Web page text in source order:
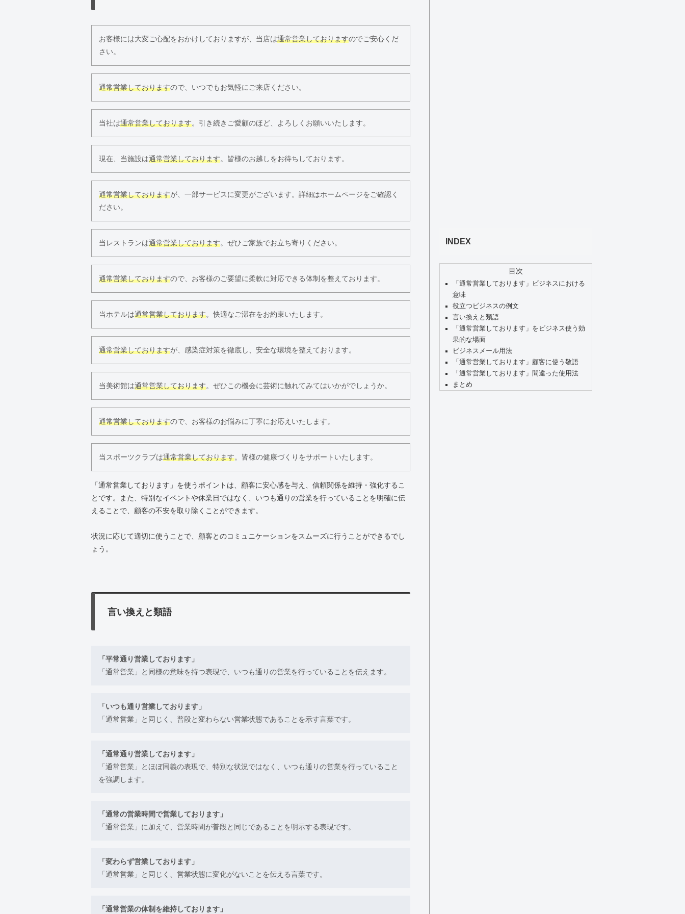
お客様には大変ご心配をおかけしておりますが、当店は通常営業しておりますのでご安心くだ
さい。
通常営業しておりますので、いつでもお気軽にご来店ください。
当社は通常営業しております。引き続きご愛顧のほど、よろしくお願いいたします。
現在、当施設は通常営業しております。皆様のお越しをお待ちしております。
通常営業しておりますが、一部サービスに変更がございます。詳細はホームページをご確認く
ださい。
当レストランは通常営業しております。ぜひご家族でお立ち寄りください。
通常営業しておりますので、お客様のご要望に柔軟に対応できる体制を整えております。
当ホテルは通常営業しております。快適なご滞在をお約束いたします。
通常営業しておりますが、感染症対策を徹底し、安全な環境を整えております。
当美術館は通常営業しております。ぜひこの機会に芸術に触れてみてはいかがでしょうか。
通常営業しておりますので、お客様のお悩みに丁寧にお応えいたします。
当スポーツクラブは通常営業しております。皆様の健康づくりをサポートいたします。
「通常営業しております」を使うポイントは、顧客に安心感を与え、信頼関係を維持・強化するこ
とです。また、特別なイベントや休業日ではなく、いつも通りの営業を行っていることを明確に伝
えることで、顧客の不安を取り除くことができます。
状況に応じて適切に使うことで、顧客とのコミュニケーションをスムーズに行うことができるでし
ょう。
言い換えと類語
「平常通り営業しております」
「通常営業」と同様の意味を持つ表現で、いつも通りの営業を行っていることを伝えます。
「いつも通り営業しております」
「通常営業」と同じく、普段と変わらない営業状態であることを示す言葉です。
「通常通り営業しております」
「通常営業」とほぼ同義の表現で、特別な状況ではなく、いつも通りの営業を行っていること
を強調します。
「通常の営業時間で営業しております」
「通常営業」に加えて、営業時間が普段と同じであることを明示する表現です。
「変わらず営業しております」
「通常営業」と同じく、営業状態に変化がないことを伝える言葉です。
「通常営業の体制を維持しております」
INDEX
目次
「通常営業しております」ビジネスにおける
意味
役立つビジネスの例文
言い換えと類語
「通常営業しております」をビジネス使う効
果的な場面
ビジネスメール用法
「通常営業しております」顧客に使う敬語
「通常営業しております」間違った使用法
まとめ